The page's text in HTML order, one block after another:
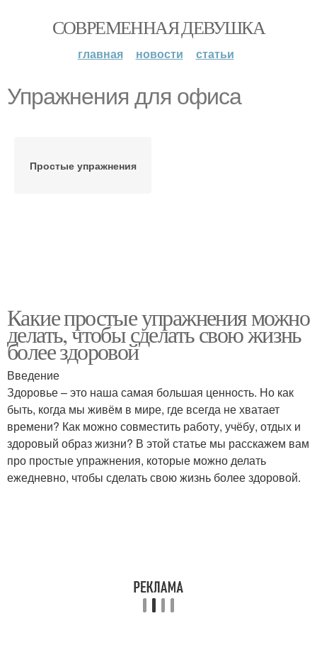
СОВРЕМЕННАЯ ДЕВУШКА
главная новости статьи
Упражнения для офиса
Простые упражнения
Какие простые упражнения можно
делать, чтобы сделать свою жизнь
более здоровой
Введение
Здоровье – это наша самая большая ценность. Но как
быть, когда мы живём в мире, где всегда не хватает
времени? Как можно совместить работу, учёбу, отдых и
здоровый образ жизни? В этой статье мы расскажем вам
про простые упражнения, которые можно делать
ежедневно, чтобы сделать свою жизнь более здоровой.